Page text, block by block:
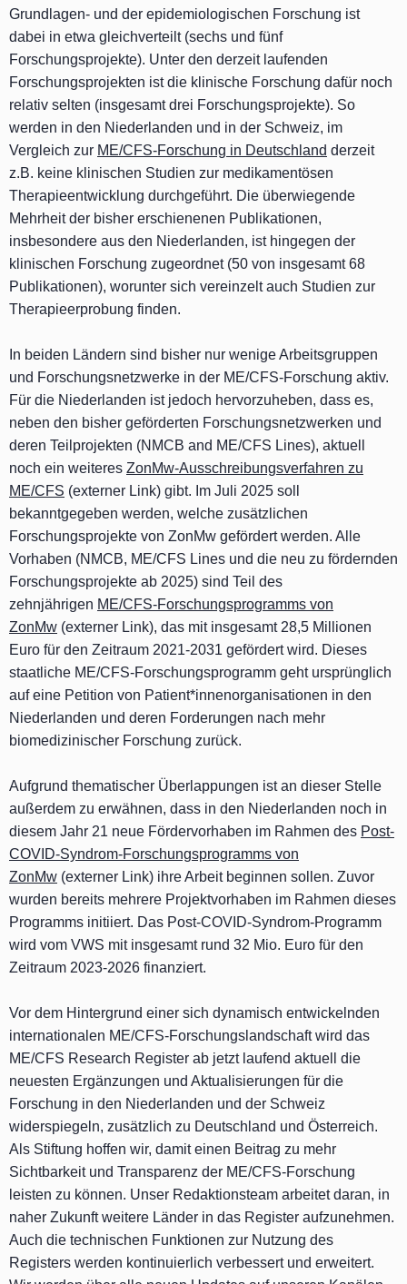
Grundlagen- und der epidemiologischen Forschung ist
dabei in etwa gleichverteilt (sechs und fünf
Forschungsprojekte). Unter den derzeit laufenden
Forschungsprojekten ist die klinische Forschung dafür noch
relativ selten (insgesamt drei Forschungsprojekte). So
werden in den Niederlanden und in der Schweiz, im
Vergleich zur ME/CFS-Forschung in Deutschland derzeit
z.B. keine klinischen Studien zur medikamentösen
Therapieentwicklung durchgeführt. Die überwiegende
Mehrheit der bisher erschienenen Publikationen,
insbesondere aus den Niederlanden, ist hingegen der
klinischen Forschung zugeordnet (50 von insgesamt 68
Publikationen), worunter sich vereinzelt auch Studien zur
Therapieerprobung finden.
In beiden Ländern sind bisher nur wenige Arbeitsgruppen
und Forschungsnetzwerke in der ME/CFS-Forschung aktiv.
Für die Niederlanden ist jedoch hervorzuheben, dass es,
neben den bisher geförderten Forschungsnetzwerken und
deren Teilprojekten (NMCB and ME/CFS Lines), aktuell
noch ein weiteres ZonMw-Ausschreibungsverfahren zu
ME/CFS (externer Link) gibt. Im Juli 2025 soll
bekanntgegeben werden, welche zusätzlichen
Forschungsprojekte von ZonMw gefördert werden. Alle
Vorhaben (NMCB, ME/CFS Lines und die neu zu fördernden
Forschungsprojekte ab 2025) sind Teil des
zehnjährigen ME/CFS-Forschungsprogramms von
ZonMw (externer Link), das mit insgesamt 28,5 Millionen
Euro für den Zeitraum 2021-2031 gefördert wird. Dieses
staatliche ME/CFS-Forschungsprogramm geht ursprünglich
auf eine Petition von Patient*innenorganisationen in den
Niederlanden und deren Forderungen nach mehr
biomedizinischer Forschung zurück.
Aufgrund thematischer Überlappungen ist an dieser Stelle
außerdem zu erwähnen, dass in den Niederlanden noch in
diesem Jahr 21 neue Fördervorhaben im Rahmen des Post-
COVID-Syndrom-Forschungsprogramms von
ZonMw (externer Link) ihre Arbeit beginnen sollen. Zuvor
wurden bereits mehrere Projektvorhaben im Rahmen dieses
Programms initiiert. Das Post-COVID-Syndrom-Programm
wird vom VWS mit insgesamt rund 32 Mio. Euro für den
Zeitraum 2023-2026 finanziert.
Vor dem Hintergrund einer sich dynamisch entwickelnden
internationalen ME/CFS-Forschungslandschaft wird das
ME/CFS Research Register ab jetzt laufend aktuell die
neuesten Ergänzungen und Aktualisierungen für die
Forschung in den Niederlanden und der Schweiz
widerspiegeln, zusätzlich zu Deutschland und Österreich.
Als Stiftung hoffen wir, damit einen Beitrag zu mehr
Sichtbarkeit und Transparenz der ME/CFS-Forschung
leisten zu können. Unser Redaktionsteam arbeitet daran, in
naher Zukunft weitere Länder in das Register aufzunehmen.
Auch die technischen Funktionen zur Nutzung des
Registers werden kontinuierlich verbessert und erweitert.